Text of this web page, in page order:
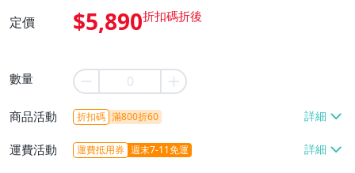
定價 $5,890
數量
商品活動 折扣碼 滿800折60
運費活動 運費抵用券 週末7-11免運